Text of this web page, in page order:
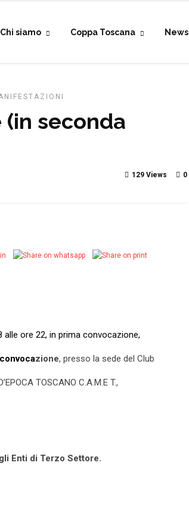
Chi siamo Coppa Toscana News
(in seconda
0
129 Views
ore 22, in prima convocazione,
zione, presso la sede del Club
TOSCANO C.A.M.E T.,
Enti di Terzo Settore.